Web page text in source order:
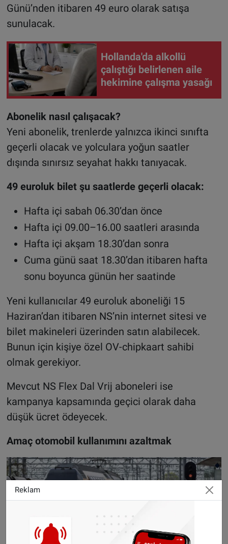
Günü’nden itibaren 49 euro olarak satışa
sunulacak.
Hollanda'da alkollü
çalıştığı belirlenen aile
hekimine çalışma yasağı
Abonelik nasıl çalışacak?
Yeni abonelik, trenlerde yalnızca ikinci sınıfta
geçerli olacak ve yolculara yoğun saatler
dışında sınırsız seyahat hakkı tanıyacak.
49 euroluk bilet şu saatlerde geçerli olacak:
Hafta içi sabah 06.30’dan önce
Hafta içi 09.00–16.00 saatleri arasında
Hafta içi akşam 18.30’dan sonra
Cuma günü saat 18.30’dan itibaren hafta
sonu boyunca günün her saatinde
Yeni kullanıcılar 49 euroluk aboneliği 15
Haziran’dan itibaren NS’nin internet sitesi ve
bilet makineleri üzerinden satın alabilecek.
Bunun için kişiye özel OV-chipkaart sahibi
olmak gerekiyor.
Mevcut NS Flex Dal Vrij aboneleri ise
kampanya kapsamında geçici olarak daha
düşük ücret ödeyecek.
Amaç otomobil kullanımını azaltmak
Reklam